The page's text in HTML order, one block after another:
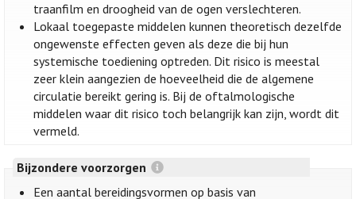
traanfilm en droogheid van de ogen verslechteren.
Lokaal toegepaste middelen kunnen theoretisch dezelfde
ongewenste effecten geven als deze die bij hun
systemische toediening optreden. Dit risico is meestal
zeer klein aangezien de hoeveelheid die de algemene
circulatie bereikt gering is. Bij de oftalmologische
middelen waar dit risico toch belangrijk kan zijn, wordt dit
vermeld.
Bijzondere voorzorgen
Een aantal bereidingsvormen op basis van